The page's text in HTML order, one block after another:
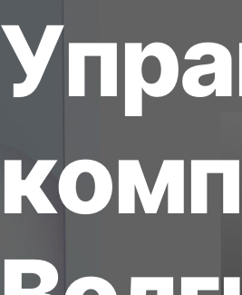
Упра
комп